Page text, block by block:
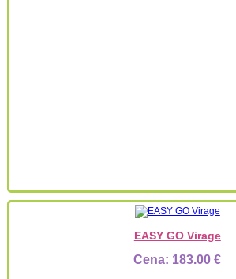
EASY GO Virage
Cena: 183.00 €